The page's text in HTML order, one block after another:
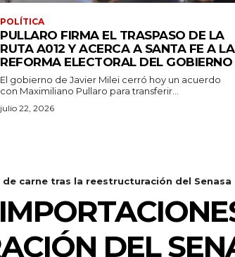
POLÍTICA
PULLARO FIRMA EL TRASPASO DE LA
RUTA A012 Y ACERCA A SANTA FE A LA
REFORMA ELECTORAL DEL GOBIERNO
El gobierno de Javier Milei cerró hoy un acuerdo
con Maximiliano Pullaro para transferir...
julio 22, 2026